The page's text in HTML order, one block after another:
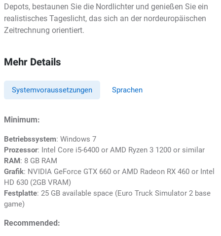
Depots, bestaunen Sie die Nordlichter und genießen Sie ein
realistisches Tageslicht, das sich an der nordeuropäischen
Zeitrechnung orientiert.
Mehr Details
Systemvoraussetzungen Sprachen
Minimum:
Betriebssystem: Windows 7
Prozessor: Intel Core i5-6400 or AMD Ryzen 3 1200 or similar
RAM : 8 GB RAM
Grafik: NVIDIA GeForce GTX 660 or AMD Radeon RX 460 or Intel
HD 630 (2GB VRAM)
Festplatte: 25 GB available space (Euro Truck Simulator 2 base
game)
Recommended: